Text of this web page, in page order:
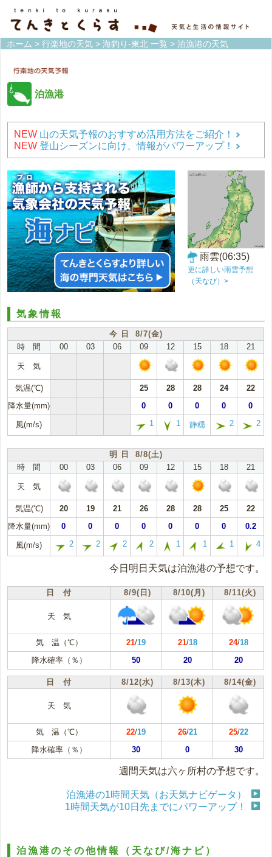
ホーム > 行楽地の天気 > 海釣り-東北 一覧 > 泊漁港の天気
泊漁港
NEW 山の天気予報のおすすめ活用方法をご紹介！
NEW 登山シーズンに向け、情報がパワーアップ！
雨雲(06:35)
更に詳しい雨雲予想
（天なび）>
気象情報
今 日 8/7(金)
時 間
00 03 06 09 12 15 18 21
天 気
気温(℃) 25 28 28 24
22
降水量(mm)
0 0 0 0 0
風(m/s) 1 1 静穏 2 2
明 日 8/8(土)
時 間
00 03 06 09 12 15 18 21
天 気
気温(℃) 20 19 21 26 28 28 25
22
降水量(mm)
0 0 0 0 0 0 0 0.2
風(m/s) 2 2 2 2 1 1 1 4
今日明日天気は泊漁港の予想です。
日 付 8/9(日) 8/10(月) 8/11(火)
天 気
気 温（℃） 21/19 21/18 24/18
降水確率（％）
50 20 20
日 付 8/12(水) 8/13(木) 8/14(金)
天 気
気 温（℃） 22/19 26/21 25/22
降水確率（％）
30 0 30
週間天気は六ヶ所村の予想です。
泊漁港の1時間天気（お天気ナビゲータ）
1時間天気が10日先までにパワーアップ！
泊漁港のその他情報（天なび/海ナビ）